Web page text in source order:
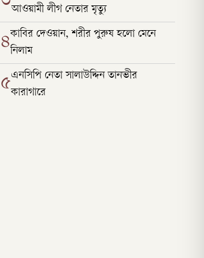
আওয়ামী লীগ নেতার মৃত্যু
৪কাবির দেওয়ান, শরীর পুরুষ হলো মেনে
নিলাম
৫এনসিপি নেতা সালাউদ্দিন তানভীর
কারাগারে